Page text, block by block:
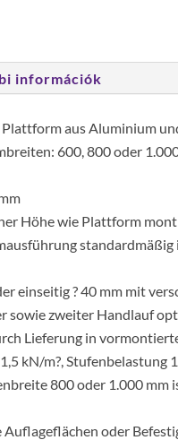
információk
aus Aluminium
600, 800 oder
Höhe wie Plattform
einseitig ? 40 mm mit
sowie zweiter Handlauf
Lieferung in
kN/m?, Stufenbelastung
800 oder 1.000
Auflageflächen oder